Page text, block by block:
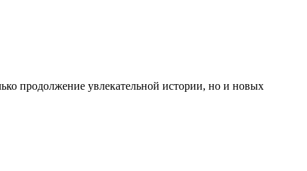
продолжение увлекательной истории, но и новых